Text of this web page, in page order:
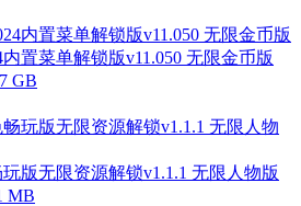
置菜单解锁版v11.050 无限金币版
GB
版无限资源解锁v1.1.1 无限人物版
MB